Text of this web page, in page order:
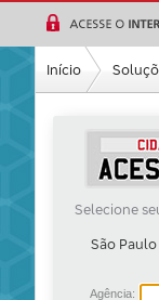
Início
Selecione